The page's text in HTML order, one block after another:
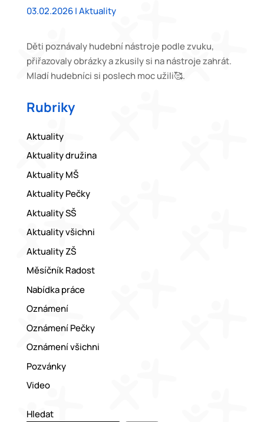
03.02.2026|Aktuality
Děti poznávaly hudební nástroje podle zvuku,
přiřazovaly obrázky a zkusily si na nástroje zahrát.
Mladí hudebníci si poslech moc užili🥰.
Rubriky
Aktuality
Aktuality družina
Aktuality MŠ
Aktuality Pečky
Aktuality SŠ
Aktuality všichni
Aktuality ZŠ
Měsíčník Radost
Nabídka práce
Oznámení
Oznámení Pečky
Oznámení všichni
Pozvánky
Video
Hledat